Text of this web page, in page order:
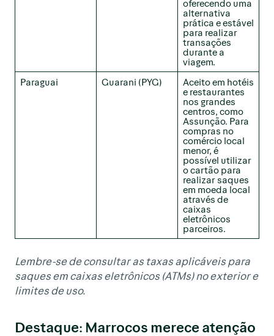
oferecendo uma
alternativa
prática e estável
para realizar
transações
durante a
viagem.
Paraguai
Guarani (PYG)
Aceito em hotéis
e restaurantes
nos grandes
centros, como
Assunção. Para
compras no
comércio local
menor, é
possível utilizar
o cartão para
realizar saques
em moeda local
através de
caixas
eletrônicos
parceiros.
Lembre-se de consultar as taxas aplicáveis para
saques em caixas eletrônicos (ATMs) no exterior e
limites de uso.
Destaque: Marrocos merece atenção